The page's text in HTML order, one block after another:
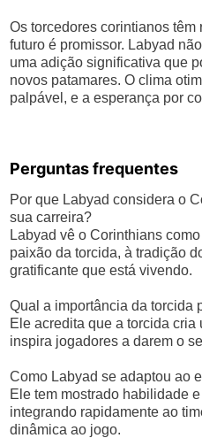
Os torcedores corintianos
futuro é promissor. Labyad
uma adição significativa que
novos patamares. O clima
palpável, e a esperança por
Perguntas frequentes
Por que Labyad considera o
sua carreira?
Labyad vê o Corinthians
paixão da torcida, à tradição
gratificante que está vivendo.
Qual a importância da torcida
Ele acredita que a torcida
inspira jogadores a darem o
Como Labyad se adaptou ao
Ele tem mostrado habilidade
integrando rapidamente ao
dinâmica ao jogo.